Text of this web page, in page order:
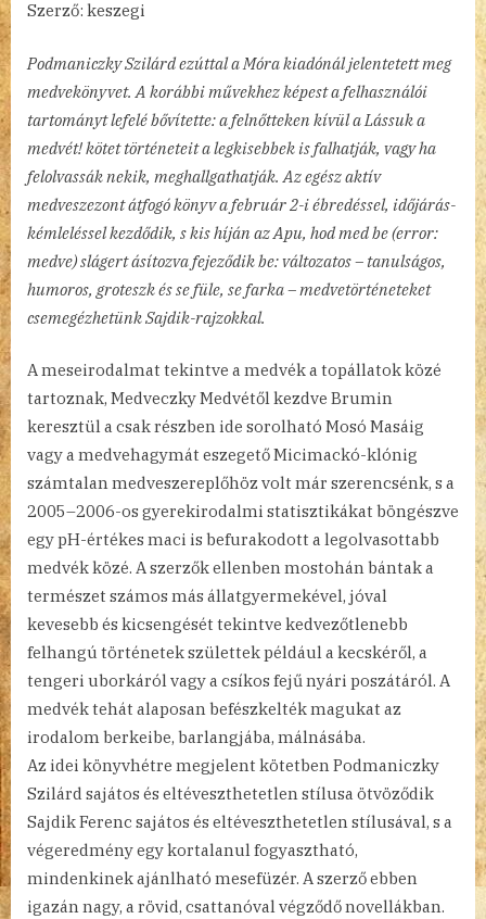
Szerző: keszegi
Podmaniczky Szilárd ezúttal a Móra kiadónál jelentetett meg
medvekönyvet. A korábbi művekhez képest a felhasználói
tartományt lefelé bővítette: a felnőtteken kívül a Lássuk a
medvét! kötet történeteit a legkisebbek is falhatják, vagy ha
felolvassák nekik, meghallgathatják. Az egész aktív
medveszezont átfogó könyv a február 2-i ébredéssel, időjárás-
kémleléssel kezdődik, s kis híján az Apu, hod med be (error:
medve) slágert ásítozva fejeződik be: változatos – tanulságos,
humoros, groteszk és se füle, se farka – medvetörténeteket
csemegézhetünk Sajdik-rajzokkal.
A meseirodalmat tekintve a medvék a topállatok közé
tartoznak, Medveczky Medvétől kezdve Brumin
keresztül a csak részben ide sorolható Mosó Masáig
vagy a medvehagymát eszegető Micimackó-klónig
számtalan medveszereplőhöz volt már szerencsénk, s a
2005–2006-os gyerekirodalmi statisztikákat böngészve
egy pH-értékes maci is befurakodott a legolvasottabb
medvék közé. A szerzők ellenben mostohán bántak a
természet számos más állatgyermekével, jóval
kevesebb és kicsengését tekintve kedvezőtlenebb
felhangú történetek születtek például a kecskéről, a
tengeri uborkáról vagy a csíkos fejű nyári poszátáról. A
medvék tehát alaposan befészkelték magukat az
irodalom berkeibe, barlangjába, málnásába.
Az idei könyvhétre megjelent kötetben Podmaniczky
Szilárd sajátos és eltéveszthetetlen stílusa ötvöződik
Sajdik Ferenc sajátos és eltéveszthetetlen stílusával, s a
végeredmény egy kortalanul fogyasztható,
mindenkinek ajánlható mesefüzér. A szerző ebben
igazán nagy, a rövid, csattanóval végződő novellákban.